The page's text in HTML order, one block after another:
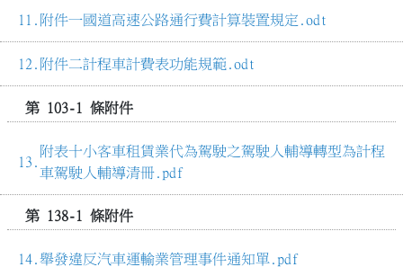
附件一國道高速公路通行費計算裝置規定.odt
附件二計程車計費表功能規範.odt
第 103-1 條附件
附表十小客車租賃業代為駕駛之駕駛人輔導轉型為計程
車駕駛人輔導清冊.pdf
第 138-1 條附件
舉發違反汽車運輸業管理事件通知單.pdf